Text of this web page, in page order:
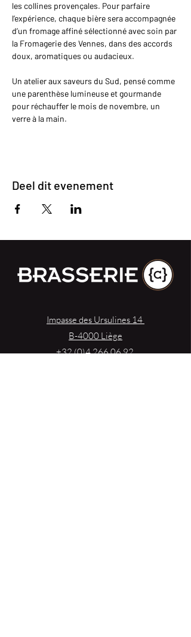
les collines provençales. Pour parfaire
l’expérience, chaque bière sera accompagnée
d’un fromage affiné sélectionné avec soin par
la Fromagerie des Vennes, dans des accords
doux, aromatiques ou audacieux.
Un atelier aux saveurs du Sud, pensé comme
une parenthèse lumineuse et gourmande
pour réchauffer le mois de novembre, un
verre à la main.
Deel dit evenement
Impasse des Ursulines 14
B-4000 Liège
+32 (0)4 266 06 92